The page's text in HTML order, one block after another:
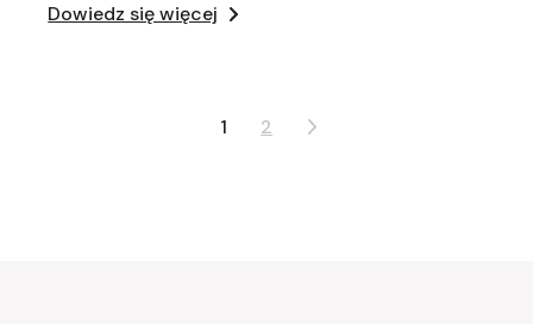
Dowiedz się więcej
Stronicowanie
1 2